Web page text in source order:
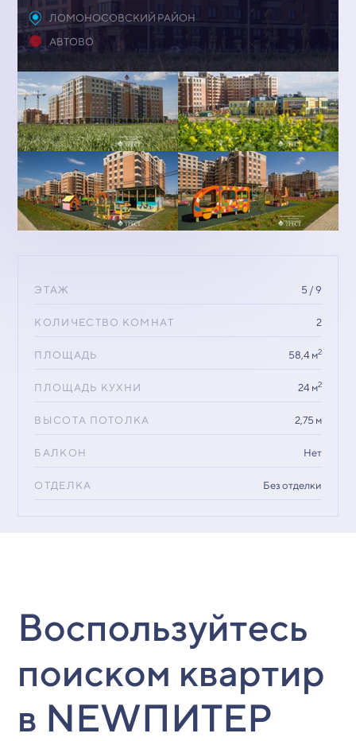
ЛОМОНОСОВСКИЙ РАЙОН
АВТОВО
ЭТАЖ 5 / 9
КОЛИЧЕСТВО КОМНАТ 2
ПЛОЩАДЬ 58,4 м2
ПЛОЩАДЬ КУХНИ 24 м2
ВЫСОТА ПОТОЛКА 2,75 м
БАЛКОН Нет
ОТДЕЛКА Без отделки
Воспользуйтесь
поиском квартир
в NEWПИТЕР